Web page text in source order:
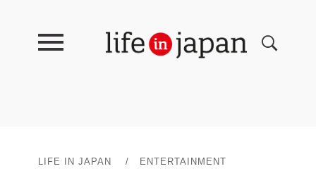
LIFE IN JAPAN / ENTERTAINMENT